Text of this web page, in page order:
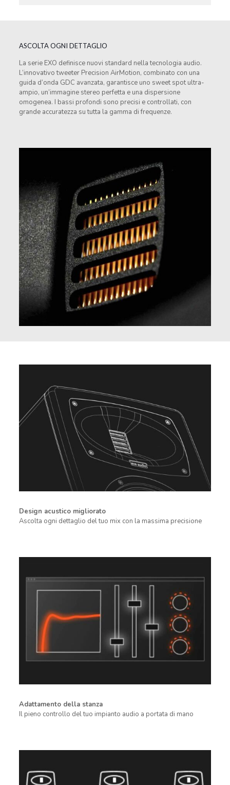
ASCOLTA OGNI DETTAGLIO
La serie EXO definisce nuovi standard nella tecnologia audio.
L’innovativo tweeter Precision AirMotion, combinato con una
guida d’onda GDC avanzata, garantisce uno sweet spot ultra-
ampio, un’immagine stereo perfetta e una dispersione
omogenea. I bassi profondi sono precisi e controllati, con
grande accuratezza su tutta la gamma di frequenze.
Design acustico migliorato
Ascolta ogni dettaglio del tuo mix con la massima precisione
Adattamento della stanza
Il pieno controllo del tuo impianto audio a portata di mano